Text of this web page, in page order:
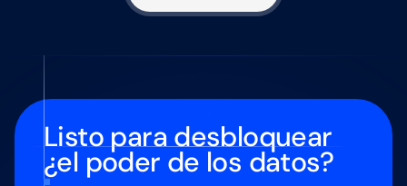
Listo para desbloquear
¿el poder de los datos?